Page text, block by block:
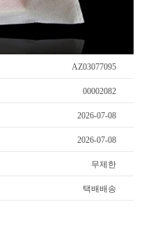
AZ03077095
00002082
2026-07-08
2026-07-08
무제한
택배배송